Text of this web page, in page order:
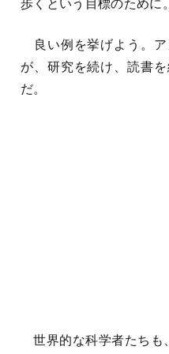
良い例を挙げよう。
が、研究を続け、読書
だ。
世界的な科学者たちも